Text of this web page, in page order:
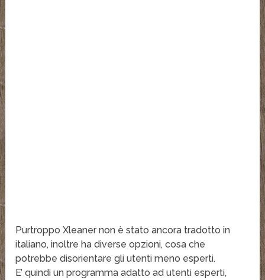
Purtroppo Xleaner non è stato ancora tradotto in
italiano, inoltre ha diverse opzioni, cosa che
potrebbe disorientare gli utenti meno esperti.
E’ quindi un programma adatto ad utenti esperti,